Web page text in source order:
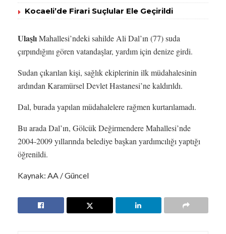
Kocaeli’de Firari Suçlular Ele Geçirildi
UlaşlıMahallesi’ndeki sahilde Ali Dal’ın (77) suda
çırpındığını gören vatandaşlar, yardım için denize girdi.
Sudan çıkarılan kişi, sağlık ekiplerinin ilk müdahalesinin
ardından Karamürsel Devlet Hastanesi’ne kaldırıldı.
Dal, burada yapılan müdahalelere rağmen kurtarılamadı.
Bu arada Dal’ın, Gölcük Değirmendere Mahallesi’nde
2004-2009 yıllarında belediye başkan yardımcılığı yaptığı
öğrenildi.
Kaynak: AA / Güncel